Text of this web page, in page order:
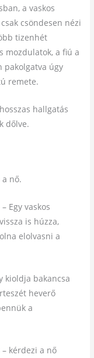
a vaskos
csöndesen nézi
tizenhét
mozdulatok, a fiú a
pakolgatva úgy
remete.
hallgatás
dőlve.
nő.
Egy vaskos
is húzza,
elolvasni a
kioldja bakancsa
heverő
a
kérdezi a nő